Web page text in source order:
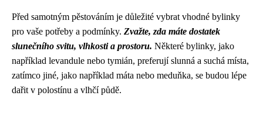
Před samotným pěstováním je důležité vybrat vhodné bylinky
pro vaše potřeby a podmínky. Zvažte, zda máte dostatek
slunečního svitu, vlhkosti a prostoru. Některé bylinky, jako
například levandule nebo tymián, preferují slunná a suchá místa,
zatímco jiné, jako například máta nebo meduňka, se budou lépe
dařit v polostínu a vlhčí půdě.